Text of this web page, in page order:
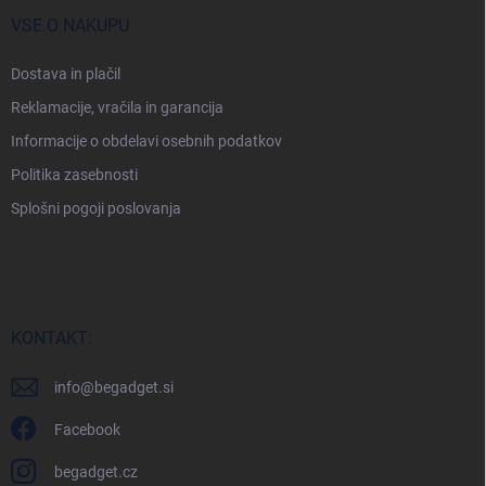
VSE O NAKUPU
Dostava in plačil
Reklamacije, vračila in garancija
Informacije o obdelavi osebnih podatkov
Politika zasebnosti
Splošni pogoji poslovanja
KONTAKT:
info@begadget.si
Facebook
begadget.cz